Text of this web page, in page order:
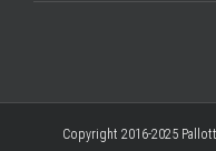
Copyright 2016-2025